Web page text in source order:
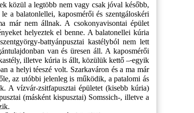
közül a legtöbb nem vagy csak jóval később,
a balatonlellei, kaposmérői és szentgáloskéri
már nem állnak. A csokonyavisontai épület
helyeztek el benne. A balatonellei kúria
battyánpusztai kastélyból nem lett
van és üresen áll. A kaposmérői
illetve kúria is állt, közülük kettő – egyik
a helyi téeszé volt. Szarkaváron és a ma már
az utóbbi jelenleg is működik, a patalomi ás
A vízvár-zsitfapusztai épületet (kisebb kúria)
(másként kispusztai) Somssich-, illetve a